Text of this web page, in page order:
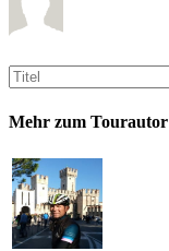
Mehr zum Tourautor